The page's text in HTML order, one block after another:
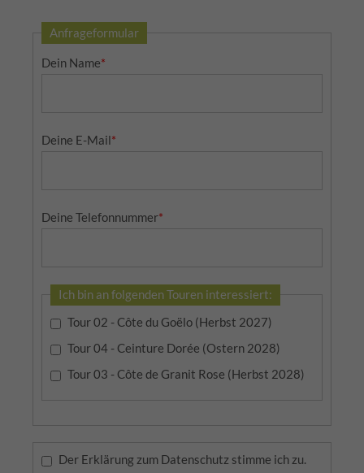
Anfrageformular
Dein Name*
Deine E-Mail*
Deine Telefonnummer*
Ich bin an folgenden Touren interessiert:
Tour 02 - Côte du Goëlo (Herbst 2027)
Tour 04 - Ceinture Dorée (Ostern 2028)
Tour 03 - Côte de Granit Rose (Herbst 2028)
Der Erklärung zum Datenschutz stimme ich zu.